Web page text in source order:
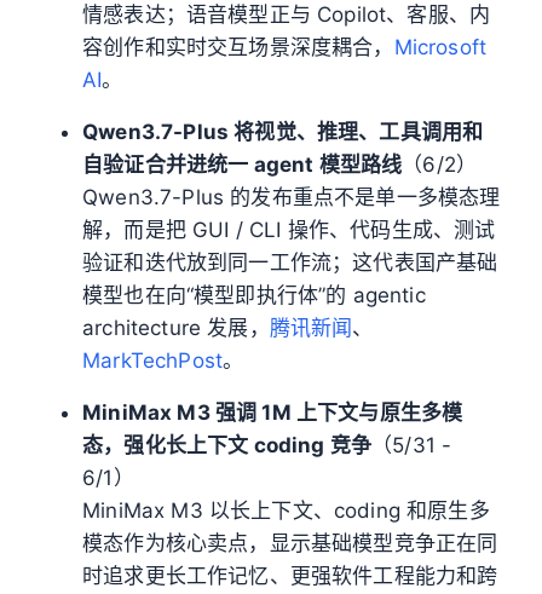
情感表达；语音模型正与 Copilot、客服、内
容创作和实时交互场景深度耦合， Microsoft
AI。
Qwen3.7-Plus 将视觉、推理、工具调用和
自验证合并进统一 agent 模型路线 （6/2）
Qwen3.7-Plus 的发布重点不是单一多模态理
解，而是把 GUI / CLI 操作、代码生成、测试
验证和迭代放到同一工作流；这代表国产基础
模型也在向“模型即执行体”的 agentic
architecture 发展， 腾讯新闻、
MarkTechPost。
MiniMax M3 强调 1M 上下文与原生多模
态，强化长上下文 coding 竞争 （5/31 -
6/1）
MiniMax M3 以长上下文、coding 和原生多
模态作为核心卖点，显示基础模型竞争正在同
时追求更长工作记忆、更强软件工程能力和跨